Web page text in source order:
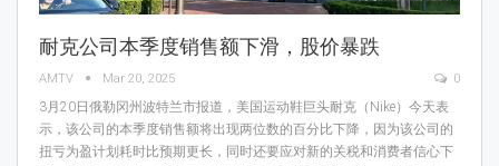
耐克公司本季度销售额下滑，股价暴跌
AMTV Mar 20, 2025 0
3月20日俄勒冈州波特兰市报道，美国运动鞋巨头耐克（Nike）今天表
示，该公司的本季度销售额将出现两位数的百分比下降，因为该公司的
扭亏为盈计划耗时比预期更长，同时还要应对新的关税和消费者信心下